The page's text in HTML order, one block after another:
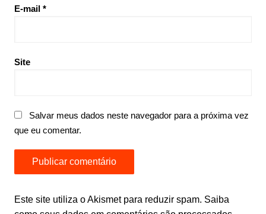
E-mail *
Site
Salvar meus dados neste navegador para a próxima vez
que eu comentar.
Este site utiliza o Akismet para reduzir spam. Saiba